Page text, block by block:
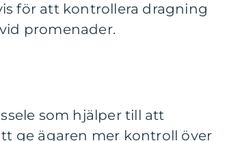
för att kontrollera dragning
promenader.
som hjälper till att
ge ägaren mer kontroll över